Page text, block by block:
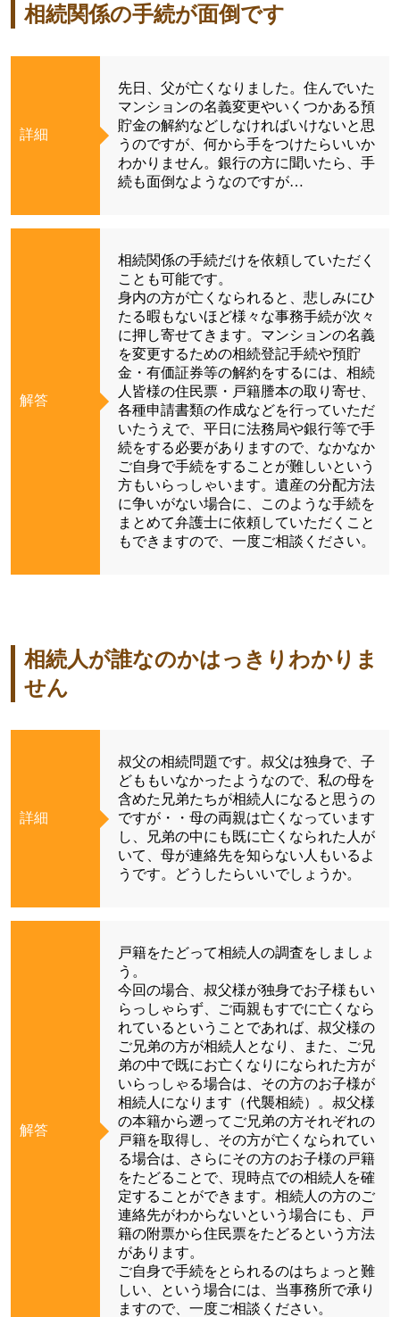
相続関係の手続が面倒です
詳細
先日、父が亡くなりました。住んでいた
マンションの名義変更やいくつかある預
貯金の解約などしなければいけないと思
うのですが、何から手をつけたらいいか
わかりません。銀行の方に聞いたら、手
続も面倒なようなのですが…
解答
相続関係の手続だけを依頼していただく
ことも可能です。
身内の方が亡くなられると、悲しみにひ
たる暇もないほど様々な事務手続が次々
に押し寄せてきます。マンションの名義
を変更するための相続登記手続や預貯
金・有価証券等の解約をするには、相続
人皆様の住民票・戸籍謄本の取り寄せ、
各種申請書類の作成などを行っていただ
いたうえで、平日に法務局や銀行等で手
続をする必要がありますので、なかなか
ご自身で手続をすることが難しいという
方もいらっしゃいます。遺産の分配方法
に争いがない場合に、このような手続を
まとめて弁護士に依頼していただくこと
もできますので、一度ご相談ください。
相続人が誰なのかはっきりわかりま
せん
詳細
叔父の相続問題です。叔父は独身で、子
どももいなかったようなので、私の母を
含めた兄弟たちが相続人になると思うの
ですが・・母の両親は亡くなっています
し、兄弟の中にも既に亡くなられた人が
いて、母が連絡先を知らない人もいるよ
うです。どうしたらいいでしょうか。
解答
戸籍をたどって相続人の調査をしましょ
う。
今回の場合、叔父様が独身でお子様もい
らっしゃらず、ご両親もすでに亡くなら
れているということであれば、叔父様の
ご兄弟の方が相続人となり、また、ご兄
弟の中で既にお亡くなりになられた方が
いらっしゃる場合は、その方のお子様が
相続人になります（代襲相続）。叔父様
の本籍から遡ってご兄弟の方それぞれの
戸籍を取得し、その方が亡くなられてい
る場合は、さらにその方のお子様の戸籍
をたどることで、現時点での相続人を確
定することができます。相続人の方のご
連絡先がわからないという場合にも、戸
籍の附票から住民票をたどるという方法
があります。
ご自身で手続をとられるのはちょっと難
しい、という場合には、当事務所で承り
ますので、一度ご相談ください。